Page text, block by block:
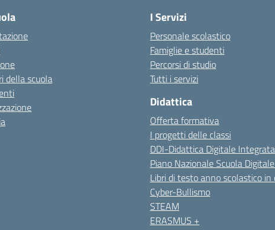
della scuola
I Servizi
Personale scolastico
Famiglie e studenti
Percorsi di studio
Tutti i servizi
Didattica
Offerta formativa
I progetti delle classi
DDI-Didattica Digitale Integrata
Piano Nazionale Scuola
Libri di testo anno scolastico in
Cyber-Bullismo
STEAM
ERASMUS +